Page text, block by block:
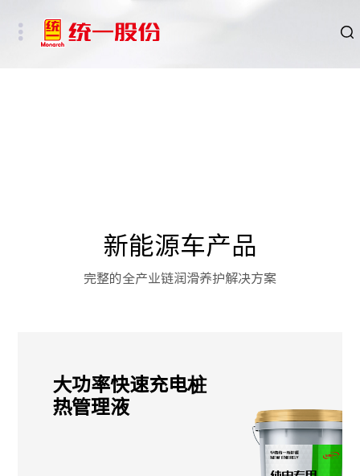
碳中和重点行业新能源车产品
完整的全产业链润滑养护解决方案
大功率快速充电桩
热管理液